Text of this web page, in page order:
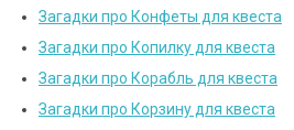
Загадки про Конфеты для квеста
Загадки про Копилку для квеста
Загадки про Корабль для квеста
Загадки про Корзину для квеста